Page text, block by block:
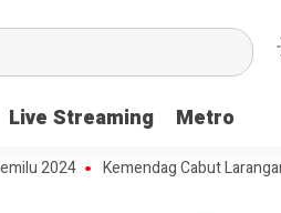
Live Streaming Metro
Kemendag Cabut Larangan